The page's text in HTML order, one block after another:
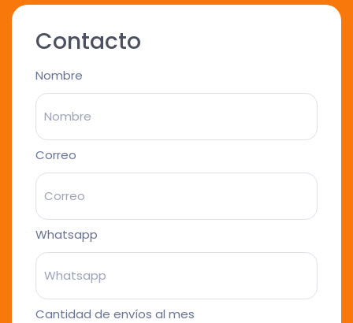
Contacto
Nombre
Correo
Whatsapp
Cantidad de envíos al mes